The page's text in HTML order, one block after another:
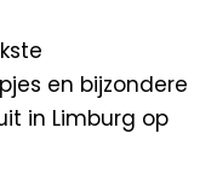
en bijzondere
in Limburg op